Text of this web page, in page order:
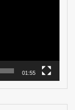
01:55